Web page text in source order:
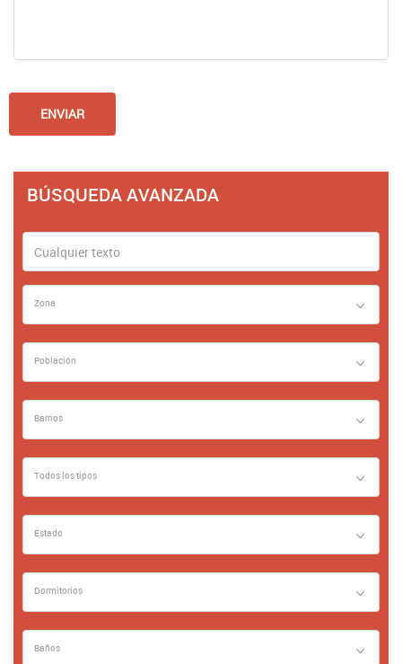
BÚSQUEDA AVANZADA
Zona
Población
Barrios
Todos los tipos
Estado
Dormitorios
Baños